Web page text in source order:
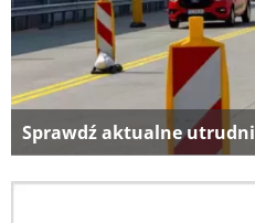
Sprawdź aktualne